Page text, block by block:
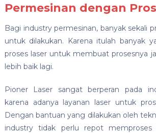
Permesinan dengan
Bagi industry permesinan, banyak sekali
untuk dilakukan. Karena itulah banyak
proses laser untuk membuat prosesnya
lebih baik lagi.
Pioner Laser sangat berperan pada
karena adanya layanan laser untuk
Dengan bantuan yang dilakukan oleh
industry tidak perlu repot memproses